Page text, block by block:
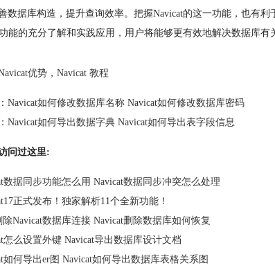
数据库构造，提升查询效率。把握Navicat的这一功能，也有
能的充分了解和实践应用，用户将能够更有效地解决数据库有
优势 ，Navicat 教程
Navicat如何修改数据库名称 Navicat如何修改数据库密码
Navicat如何导出数据字典 Navicat如何导出表字段信息
问过这里:
数据同步功能怎么用 Navicat数据同步冲突怎么处理
正式发布！独家解析11个全新功能！
除Navicat数据库连接 Navicat删除数据库如何恢复
怎么设置外键 Navicat导出数据库设计文档
如何导出er图 Navicat如何导出数据库表格关系图